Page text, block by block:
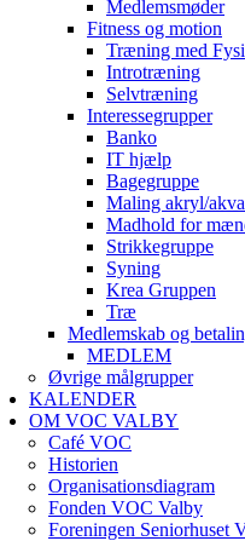
Medlemsmøder
Fitness og motion
Træning med
Introtræning
Selvtræning
Interessegrupper
Banko
IT hjælp
Bagegruppe
Maling akryl/
Madhold for
Strikkegruppe
Syning
Krea Gruppen
Træ
Medlemskab og
MEDLEM
Øvrige målgrupper
KALENDER
OM VOC VALBY
Café VOC
Historien
Organisationsdiagram
Fonden VOC Valby
Foreningen Seniorhuset